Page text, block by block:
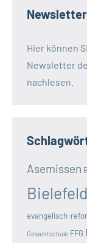
Hier können
Newsletter
nachlesen.
Asemissen
Bielefeld
evangelisch-
Gesamtschule FFG